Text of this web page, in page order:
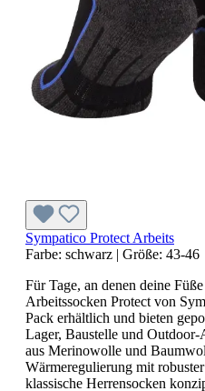
Sympatico Protect Arbeits
Farbe: schwarz | Größe: 43-46
Für Tage, an denen deine
Arbeitssocken Protect von
Pack erhältlich und bieten
Lager, Baustelle und
aus Merinowolle und
Wärmeregulierung mit
klassische Herrensocken